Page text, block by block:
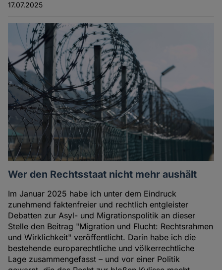
17.07.2025
Wer den Rechtsstaat nicht mehr aushält
Im Januar 2025 habe ich unter dem Eindruck
zunehmend faktenfreier und rechtlich entgleister
Debatten zur Asyl- und Migrationspolitik an dieser
Stelle den Beitrag "Migration und Flucht: Rechtsrahmen
und Wirklichkeit" veröffentlicht. Darin habe ich die
bestehende europarechtliche und völkerrechtliche
Lage zusammengefasst – und vor einer Politik